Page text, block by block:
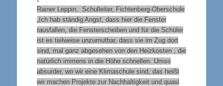
Rainer Leppin, Schulleiter, Fichtenberg-Oberschule
„Ich hab ständig Angst, dass hier die Fenster
rausfallen, die Fensterscheiben und für die Schüler
ist es teilweise unzumutbar, dass sie im Zug dort
sind, mal ganz abgesehen von den Heizkosten , die
natürlich immens in die Höhe schnellen. Umso
absurder, wo wir eine Klimaschule sind, das heißt
wir machen Projekte zur Nachhaltigkeit und quasi